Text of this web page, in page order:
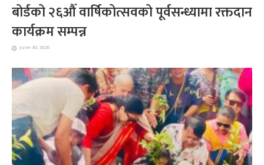
बोर्डको २६औँ वार्षिकोत्सवको पूर्वसन्ध्यामा रक्तदान
कार्यक्रम सम्पन्न
June 30, 2026